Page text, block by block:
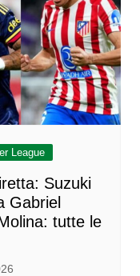
League
Suzuki
Gabriel
tutte le